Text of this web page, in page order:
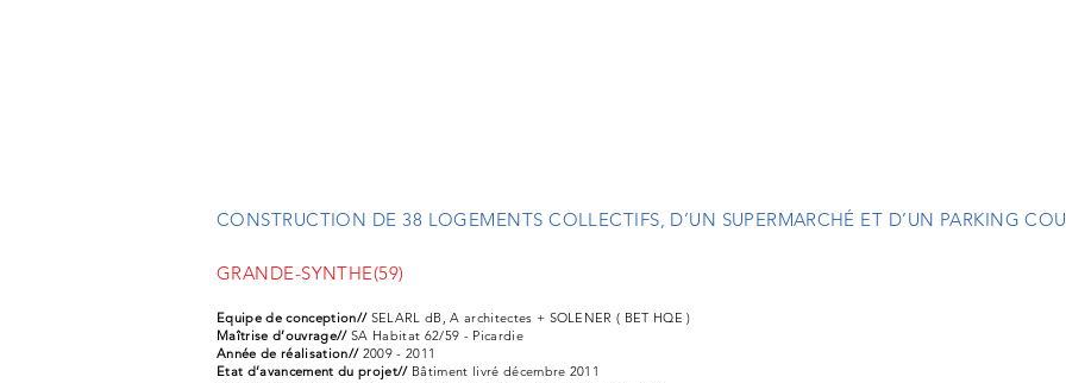
CONSTRUCTION DE 38 LOGEMENTS COLLECTIFS, D’UN SUPERMARCHÉ ET D’UN PARKING
GRANDE-SYNTHE(59)
Equipe de conception//SELARL dB, A architectes + SOLENER ( BET HQE )
Maîtrise d’ouvrage//SA Habitat 62/59 - Picardie
Année de réalisation//2009 - 2011
Etat d’avancement du projet//Bâtiment livré décembre 2011